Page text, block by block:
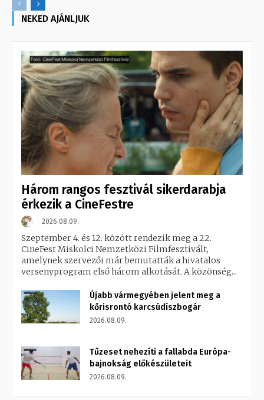
NEKED AJÁNLJUK
Három rangos fesztivál sikerdarabja
érkezik a CineFestre
2026.08.09.
Szeptember 4. és 12. között rendezik meg a 22.
CineFest Miskolci Nemzetközi Filmfesztivált,
amelynek szervezői már bemutatták a hivatalos
versenyprogram első három alkotását. A közönség...
Újabb vármegyében jelent meg a
kőrisrontó karcsúdíszbogár
2026.08.09.
Tűzeset nehezíti a fallabda Európa-
bajnokság előkészületeit
2026.08.09.